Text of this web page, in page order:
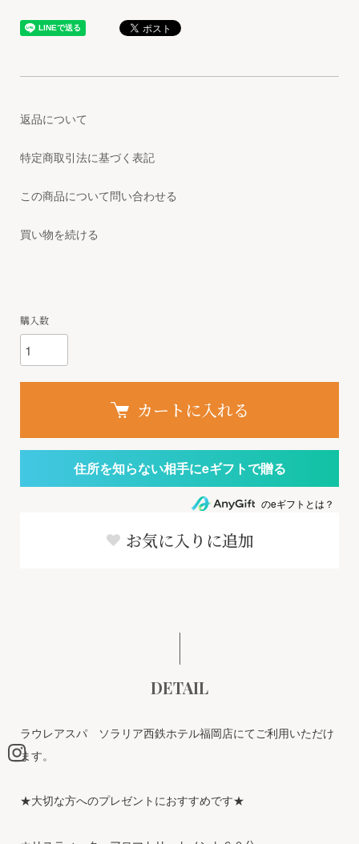
返品について
特定商取引法に基づく表記
この商品について問い合わせる
買い物を続ける
購入数
カートに入れる
住所を知らない相手にeギフトで贈る
のeギフトとは？
お気に入りに追加
DETAIL
ラウレアスパ ソラリア西鉄ホテル福岡店にてご利用いただけ
ます。
★大切な方へのプレゼントにおすすめです★